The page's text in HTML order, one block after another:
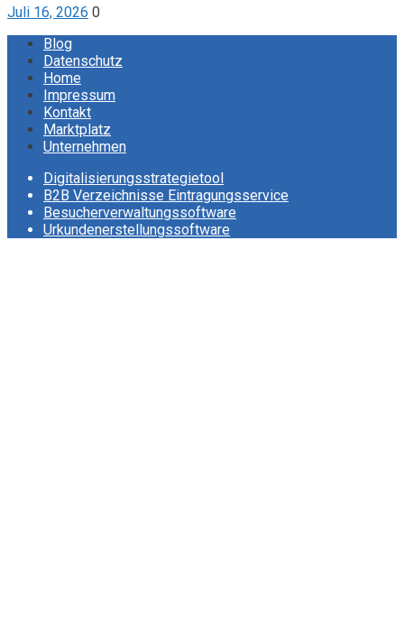
Juli 16, 2026 0
Blog
Datenschutz
Home
Impressum
Kontakt
Marktplatz
Unternehmen
Digitalisierungsstrategietool
B2B Verzeichnisse Eintragungsservice
Besucherverwaltungssoftware
Urkundenerstellungssoftware